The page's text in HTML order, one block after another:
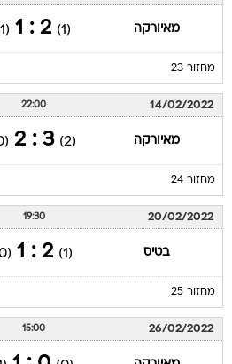
מאיורקה (1)
2 : 1
(1)
מחזור 23
14/02/2022
22:00
מאיורקה (2)
3 : 2
(0)
מחזור 24
20/02/2022
19:30
בטיס (1)
2 : 1
(0)
מחזור 25
26/02/2022
15:00